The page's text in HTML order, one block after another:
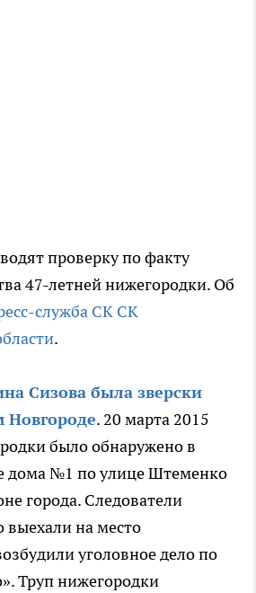
проверку по факту
47-летней нижегородки. Об
служба СК СК
.
Сизова была зверски
. 20 марта 2015
было обнаружено в
дома №1 по улице Штеменко
города. Следователи
выехали на место
уголовное дело по
Труп нижегородки